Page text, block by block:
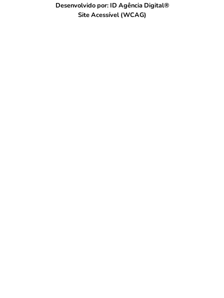
Desenvolvido por: ID Agência Digital®
Site Acessível (WCAG)